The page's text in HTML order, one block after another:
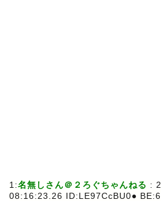
1:名無しさん＠２ろぐちゃんねる :
08:16:23.26 ID:LE97CcBU0●